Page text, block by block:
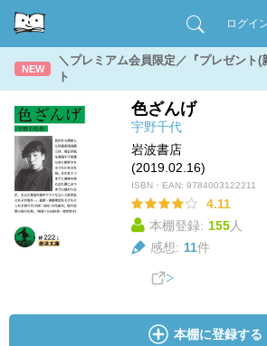
ログイ
NEW
＼プレミアム会員限定／『プレゼント(
ト
色ざんげ
宇野千代
岩波書店
(2019.02.16)
ISBN・EAN: 9784003122211
4.11
本棚登録: 155人
感想: 11件
本棚に登録する